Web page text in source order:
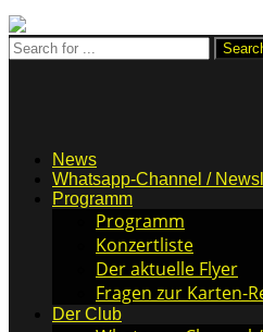
News
Whatsapp-Channel /
Programm
Programm
Konzertliste
Der aktuelle Flyer
Fragen zur Karten-
Der Club